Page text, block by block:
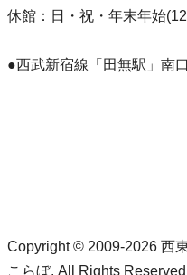
休館：日・祝・年末年始
●西武新宿線「田無駅」南
Copyright © 2009-2026 西
こらぼ. All Rights